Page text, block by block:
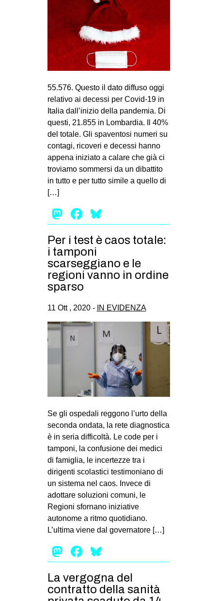
MANIFESTI
MUSICA
RECENSIONI
INTERNAZIONALE
ESTREMO ORIENTE
EUROPA
MEDIO ORIENTE
MONDO
EVENTI
Fb
tw
bsky
SEARCH
55.576. Questo il dato diffuso oggi
relativo ai decessi per Covid-19 in
Italia dall’inizio della pandemia. Di
questi, 21.855 in Lombardia. Il 40%
del totale. Gli spaventosi numeri su
contagi, ricoveri e decessi hanno
appena iniziato a calare che già ci
troviamo sommersi da un dibattito
in tutto e per tutto simile a quello di
[…]
Mastodon
Facebook
Per i test è caos totale:
i tamponi
scarseggiano e le
regioni vanno in ordine
sparso
11 Ott , 2020 - IN EVIDENZA
Se gli ospedali reggono l’urto della
seconda ondata, la rete diagnostica
è in seria difficoltà. Le code per i
tamponi, la confusione dei medici
di famiglia, le incertezze tra i
dirigenti scolastici testimoniano di
un sistema nel caos. Invece di
adottare soluzioni comuni, le
Regioni sfornano iniziative
autonome a ritmo quotidiano.
L’ultima viene dal governatore […]
Mastodon
Facebook
La vergogna del
contratto della sanità